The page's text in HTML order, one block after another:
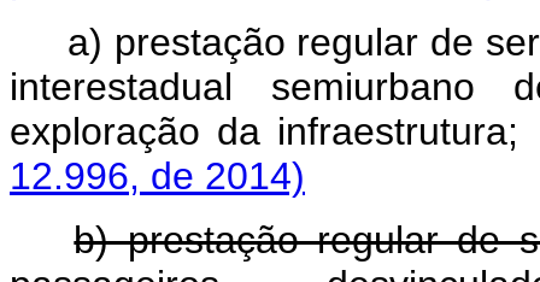
a) prestação regular de
interestadual semiurbano
exploração da
12.996, de 2014)
b) prestação regular de